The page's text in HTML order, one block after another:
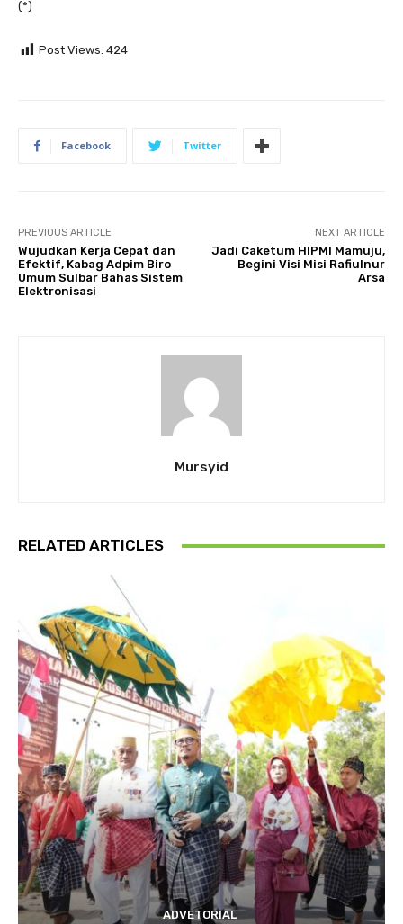
(*)
Post Views: 424
Facebook Twitter
PREVIOUS ARTICLE
Wujudkan Kerja Cepat dan
Efektif, Kabag Adpim Biro
Umum Sulbar Bahas Sistem
Elektronisasi
NEXT ARTICLE
Jadi Caketum HIPMI Mamuju,
Begini Visi Misi Rafiulnur
Arsa
Mursyid
RELATED ARTICLES
ADVETORIAL